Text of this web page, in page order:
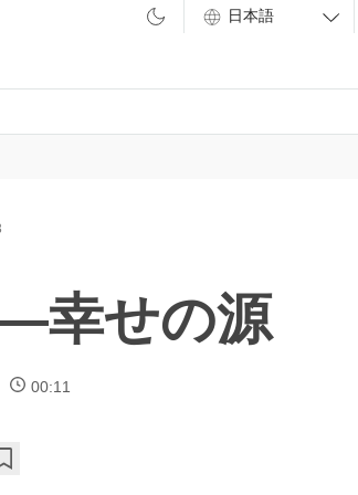
幸せの源
00:11